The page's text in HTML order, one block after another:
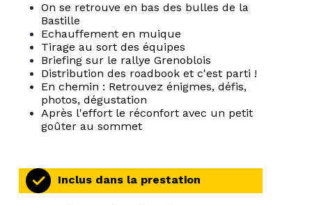
On se retrouve en bas des bulles de la
Bastille
Echauffement en muique
Tirage au sort des équipes
Briefing sur le rallye Grenoblois
Distribution des roadbook et c'est parti !
En chemin : Retrouvez énigmes, défis,
photos, dégustation
Après l'effort le réconfort avec un petit
goûter au sommet
Inclus dans la prestation